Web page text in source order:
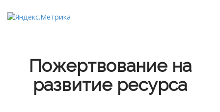
Пожертвование на
развитие ресурса